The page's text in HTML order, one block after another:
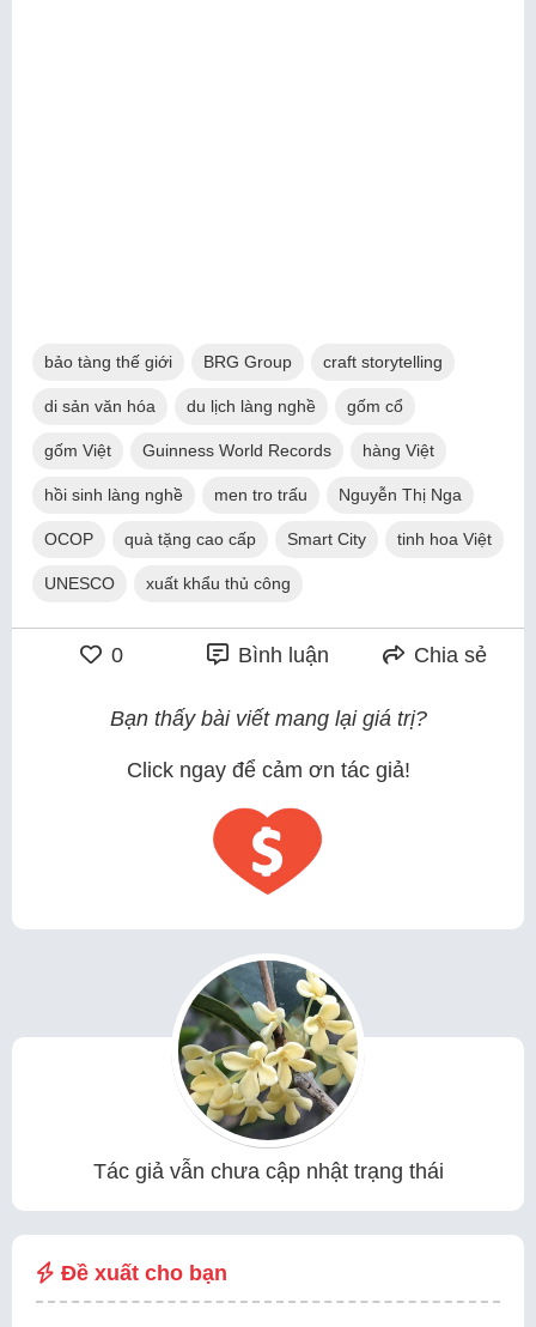
bảo tàng thế giới BRG Group craft storytelling
di sản văn hóa du lịch làng nghề gốm cổ
gốm Việt Guinness World Records hàng Việt
hồi sinh làng nghề men tro trấu Nguyễn Thị Nga
OCOP quà tặng cao cấp Smart City tinh hoa Việt
UNESCO xuất khẩu thủ công
0 Bình luận Chia sẻ
Bạn thấy bài viết mang lại giá trị?
Click ngay để cảm ơn tác giả!
Tác giả vẫn chưa cập nhật trạng thái
Đề xuất cho bạn